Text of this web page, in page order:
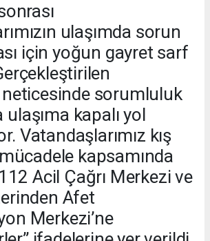
ulaşımda sorun
için yoğun gayret sarf
neticesinde sorumluluk
ulaşıma kapalı yol
Vatandaşlarımız kış
kapsamında
Acil Çağrı Merkezi ve
Afet
Merkezi’ne